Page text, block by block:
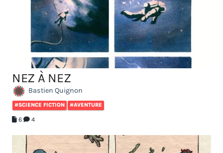
NEZ À NEZ
Bastien Quignon
#SCIENCE FICTION #AVENTURE
6 4